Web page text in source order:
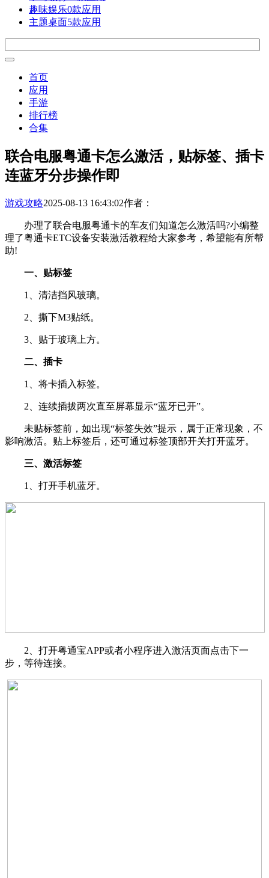
趣味娱乐0款应用
主题桌面5款应用
首页
应用
手游
排行榜
合集
联合电服粤通卡怎么激活，贴标签、插卡
连蓝牙分步操作即
游戏攻略2025-08-13 16:43:02作者：
办理了联合电服粤通卡的车友们知道怎么激活吗?小编整
理了粤通卡ETC设备安装激活教程给大家参考，希望能有所帮
助!
一、贴标签
1、清洁挡风玻璃。
2、撕下M3贴纸。
3、贴于玻璃上方。
二、插卡
1、将卡插入标签。
2、连续插拔两次直至屏幕显示“蓝牙已开”。
未贴标签前，如出现“标签失效”提示，属于正常现象，不
影响激活。贴上标签后，还可通过标签顶部开关打开蓝牙。
三、激活标签
1、打开手机蓝牙。
2、打开粤通宝APP或者小程序进入激活页面点击下一
步，等待连接。